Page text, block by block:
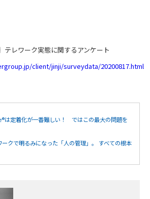
テレワーク実態に関するアンケート
client/jinji/surveydata/20200817.html
は定着化が一番難しい！ ではこの最大の問題を
ークで明るみになった「人の管理」。 すべての根本